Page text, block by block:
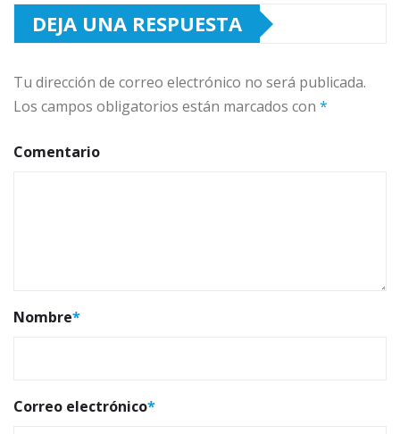
DEJA UNA RESPUESTA
Tu dirección de correo electrónico no será publicada.
Los campos obligatorios están marcados con *
Comentario
Nombre*
Correo electrónico*